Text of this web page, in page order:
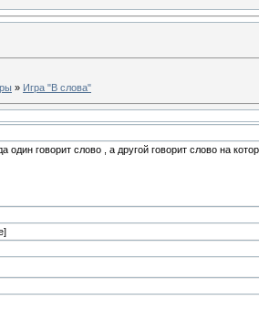
» Игра "В слова"
один говорит слово , а другой говорит слово на